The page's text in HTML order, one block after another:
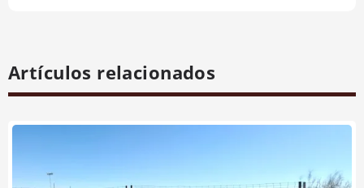
Artículos relacionados